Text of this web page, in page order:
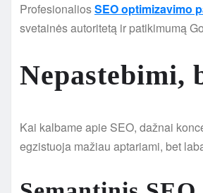
ProfesionaliosSEO optimizavimo
svetainės autoritetą ir patikimumą
Kai kalbame apie SEO, dažnai
egzistuoja mažiau aptariami, bet